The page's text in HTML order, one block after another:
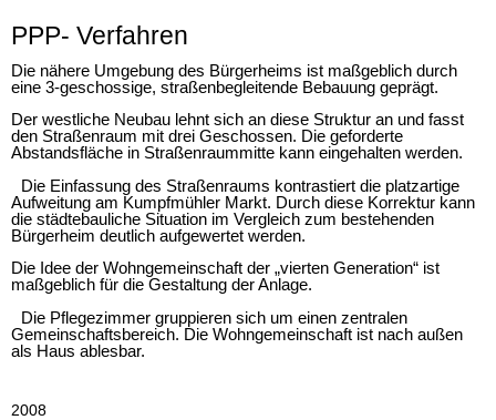
PPP- Verfahren
Die nähere Umgebung des Bürgerheims ist maßgeblich durch
eine 3-geschossige, straßenbegleitende Bebauung geprägt.
Der westliche Neubau lehnt sich an diese Struktur an und fasst
den Straßenraum mit drei Geschossen. Die geforderte
Abstandsfläche in Straßenraummitte kann eingehalten werden.
Die Einfassung des Straßenraums kontrastiert die platzartige
Aufweitung am Kumpfmühler Markt. Durch diese Korrektur kann
die städtebauliche Situation im Vergleich zum bestehenden
Bürgerheim deutlich aufgewertet werden.
Die Idee der Wohngemeinschaft der „vierten Generation“ ist
maßgeblich für die Gestaltung der Anlage.
Die Pflegezimmer gruppieren sich um einen zentralen
Gemeinschaftsbereich. Die Wohngemeinschaft ist nach außen
als Haus ablesbar.
2008